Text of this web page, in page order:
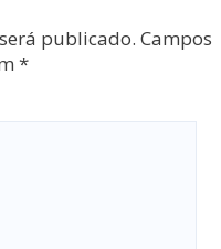
publicado. Campos
*